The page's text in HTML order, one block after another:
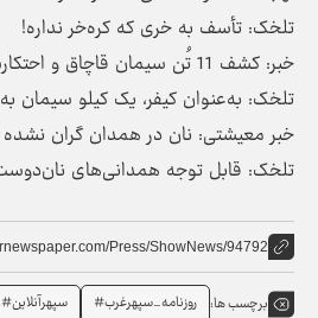
تلخک: تأسف به خری که کره‌خر نداره!
خبر: کشف 11 تُن سیمان قاچاق و احتکارشده در ملایر
تلخک: به‌عنوان کیفر، یک کیلو سیمان
خبر معیشتی: نان در همدان گران
تلخک: قابل توجه همدانی‌های نان‌دوست
Press/ShowNews/94792
برچسب ها: روزنامه_سپهرغرب# سپهرآنلاین#